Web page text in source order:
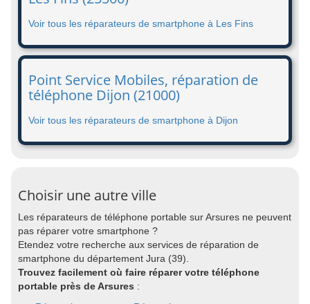
Voir tous les réparateurs de smartphone à Les Fins
Point Service Mobiles, réparation de
téléphone Dijon (21000)
Voir tous les réparateurs de smartphone à Dijon
Choisir une autre ville
Les réparateurs de téléphone portable sur Arsures ne peuvent
pas réparer votre smartphone ?
Etendez votre recherche aux services de réparation de
smartphone du département Jura (39).
Trouvez facilement où faire réparer votre téléphone
portable près de Arsures :